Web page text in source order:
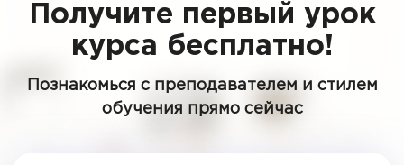
Получите первый урок
курса бесплатно!
Познакомься с преподавателем и стилем
обучения прямо сейчас